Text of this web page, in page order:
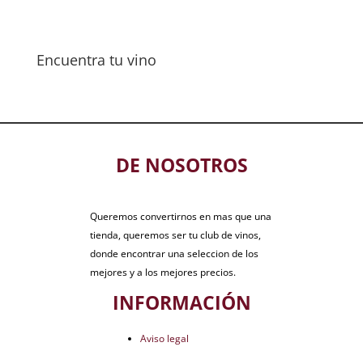
Encuentra tu vino
DE NOSOTROS
Queremos convertirnos en mas que una
tienda, queremos ser tu club de vinos,
donde encontrar una seleccion de los
mejores y a los mejores precios.
INFORMACIÓN
Aviso legal